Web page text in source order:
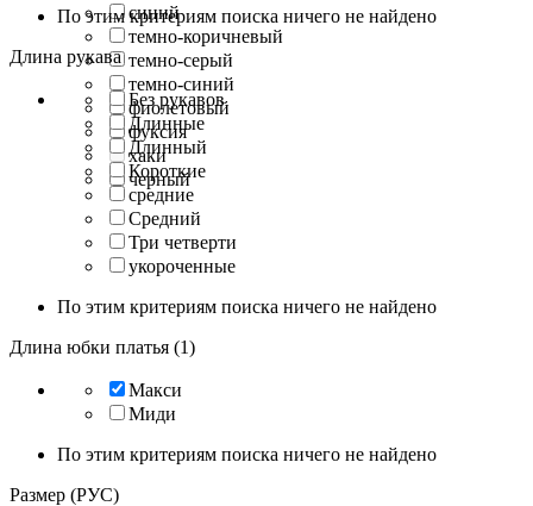
синий
темно-коричневый
темно-серый
темно-синий
фиолетовый
фуксия
хаки
черный
По этим критериям поиска ничего не найдено
Длина рукава
Без рукавов
Длинные
Длинный
Короткие
средние
Средний
Три четверти
укороченные
По этим критериям поиска ничего не найдено
Длина юбки платья (1)
Макси
Миди
По этим критериям поиска ничего не найдено
Размер (РУС)